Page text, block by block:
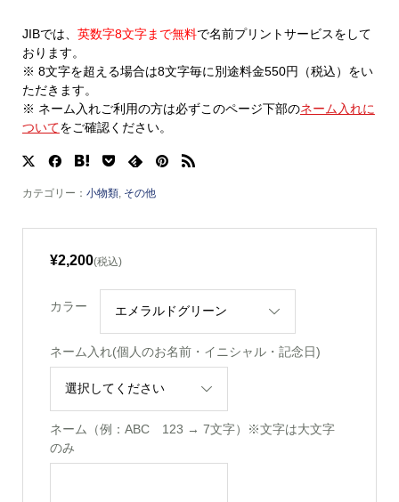
JIBでは、 英数字8文字まで無料で名前プリントサービスをして
おります。
※ 8文字を超える場合は8文字毎に別途料金550円（税込）をい
ただきます。
※ ネーム入れご利用の方は必ずこのページ下部のネーム入れに
ついてをご確認ください。
カテゴリー： 小物類, その他
¥2,200(税込)
カラー
ネーム入れ(個人のお名前・イニシャル・記念日)
ネーム（例：ABC 123 → 7文字）※文字は大文字
のみ